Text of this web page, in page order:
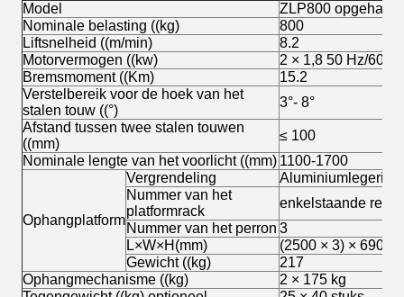
Model
ZLP800
Nominale belasting ((kg)
800
Liftsnelheid ((m/min)
8.2
Motorvermogen ((kw)
2 × 1,8 50 Hz/60
Bremsmoment ((Km)
15.2
Verstelbereik voor de hoek van het
stalen touw ((°)
3°- 8°
Afstand tussen twee stalen touwen
((mm)
≤ 100
Nominale lengte van het voorlicht ((mm) 1100-1700
Ophangplatform
Vergrendeling
Aluminiumlegering
Nummer van het
platformrack
enkelstaande rek
Nummer van het perron 3
L×W×H(mm)
(2500 × 3) × 690 ×
Gewicht ((kg)
217
Ophangmechanisme ((kg)
2 × 175 kg